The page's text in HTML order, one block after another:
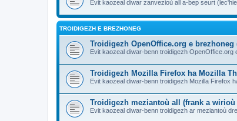
Evit kaozeal diwar zanvezioù all a-bep seurt
TROIDIGEZH E BREZHONEG
Troidigezh OpenOffice.org e brezhoneg
Evit kaozeal diwar-benn troidigezh OpenOffice.org
Troidigezh Mozilla Firefox ha Mozilla
Evit kaozeal diwar-benn troidigezh Mozilla Firefox
Troidigezh meziantoù all (frank a
Evit kaozeal diwar-benn troidigezh ar meziantoù